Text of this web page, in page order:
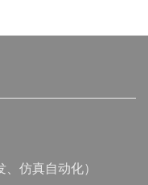
仿真自动化）